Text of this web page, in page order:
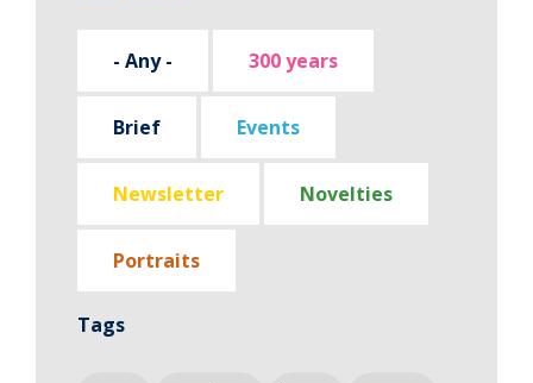
- Any - 300 years
Brief Events
Newsletter Novelties
Portraits
Tags